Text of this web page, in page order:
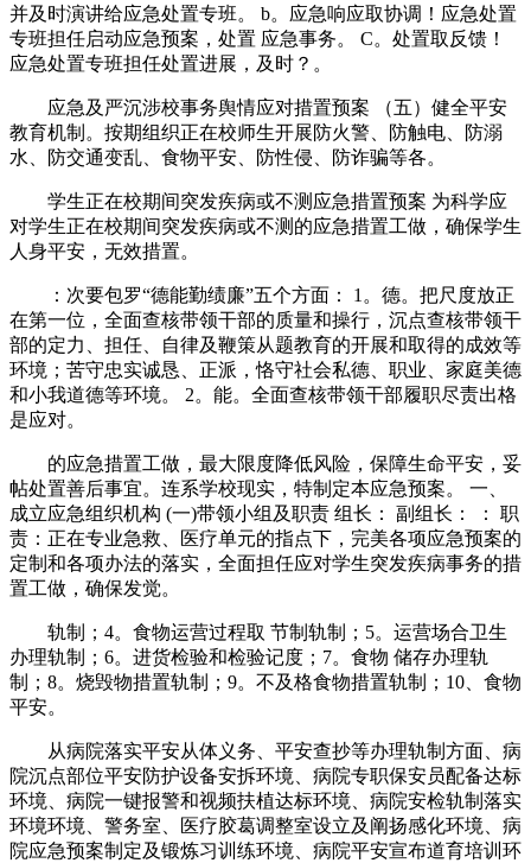
并及时演讲给应急处置专班。 b。应急响应取协调！应急处置
专班担任启动应急预案，处置 应急事务。 C。处置取反馈！
应急处置专班担任处置进展，及时？。
应急及严沉涉校事务舆情应对措置预案 （五）健全平安
教育机制。按期组织正在校师生开展防火警、防触电、防溺
水、防交通变乱、食物平安、防性侵、防诈骗等各。
学生正在校期间突发疾病或不测应急措置预案 为科学应
对学生正在校期间突发疾病或不测的应急措置工做，确保学生
人身平安，无效措置。
：次要包罗“德能勤绩廉”五个方面： 1。德。把尺度放正
在第一位，全面查核带领干部的质量和操行，沉点查核带领干
部的定力、担任、自律及鞭策从题教育的开展和取得的成效等
环境；苦守忠实诚恳、正派，恪守社会私德、职业、家庭美德
和小我道德等环境。 2。能。全面查核带领干部履职尽责出格
是应对。
的应急措置工做，最大限度降低风险，保障生命平安，妥
帖处置善后事宜。连系学校现实，特制定本应急预案。 一、
成立应急组织机构 (一)带领小组及职责 组长： 副组长： ： 职
责：正在专业急救、医疗单元的指点下，完美各项应急预案的
定制和各项办法的落实，全面担任应对学生突发疾病事务的措
置工做，确保发觉。
轨制；4。食物运营过程取 节制轨制；5。运营场合卫生
办理轨制；6。进货检验和检验记度；7。食物 储存办理轨
制；8。烧毁物措置轨制；9。不及格食物措置轨制；10、食物
平安。
从病院落实平安从体义务、平安查抄等办理轨制方面、病
院沉点部位平安防护设备安拆环境、病院专职保安员配备达标
环境、病院一键报警和视频扶植达标环境、病院安检轨制落实
环境环境、警务室、医疗胶葛调整室设立及阐扬感化环境、病
院应急预案制定及锻炼习训练环境、病院平安宣布道育培训环